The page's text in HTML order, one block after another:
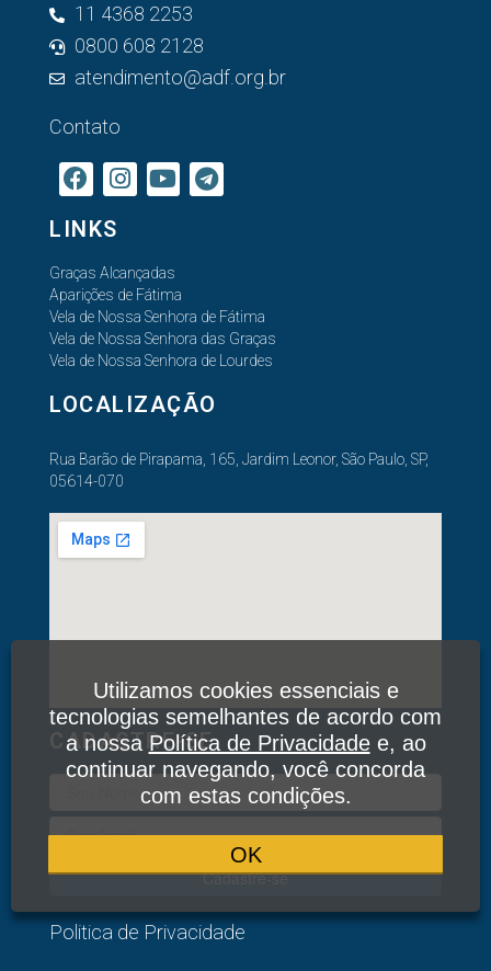
11 4368 2253
0800 608 2128
atendimento@adf.org.br
Contato
LINKS
Graças Alcançadas
Aparições de Fátima
Vela de Nossa Senhora de Fátima
Vela de Nossa Senhora das Graças
Vela de Nossa Senhora de Lourdes
LOCALIZAÇÃO
Rua Barão de Pirapama, 165, Jardim Leonor, São Paulo, SP,
05614-070
CADASTRE-SE
Cadastre-se
Politica de Privacidade
Utilizamos cookies essenciais e
tecnologias semelhantes de acordo com
a nossaPolítica de Privacidadee, ao
continuar navegando, você concorda
com estas condições.
OK